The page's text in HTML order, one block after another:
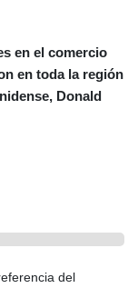
en el comercio
en toda la región
Donald
del